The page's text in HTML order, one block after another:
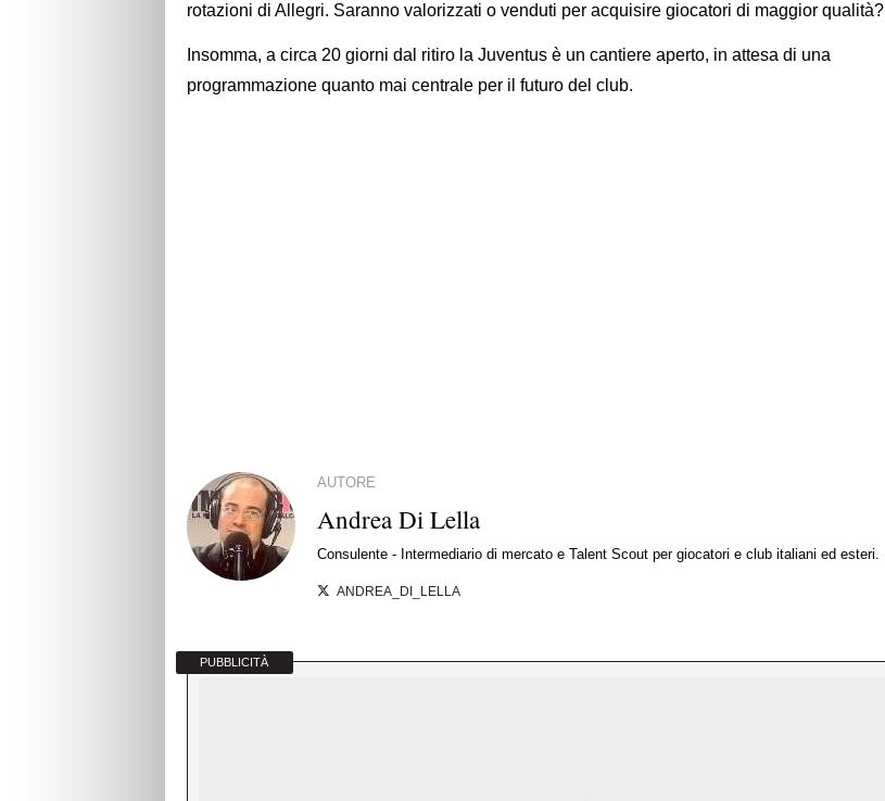
rotazioni di Allegri. Saranno valorizzati o venduti per acquisire giocatori di maggior qualità?
Insomma, a circa 20 giorni dal ritiro la Juventus è un cantiere aperto, in attesa di una
programmazione quanto mai centrale per il futuro del club.
AUTORE
Andrea Di Lella
Consulente - Intermediario di mercato e Talent Scout per giocatori e club italiani ed esteri.
ANDREA_DI_LELLA
PUBBLICITÀ